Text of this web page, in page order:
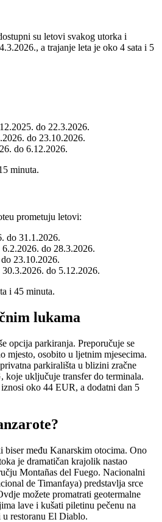
su letovi svakog utorka i
a trajanje leta je oko 4 sata i 5
do 22.3.2026.
do 23.10.2026.
do 6.12.2026.
minuta.
prometuju letovi:
do 31.1.2026.
do 28.3.2026.
23.10.2026.
do 5.12.2026.
i 45 minuta.
lukama
opcija parkiranja. Preporučuje se
mjesto, osobito u ljetnim mjesecima.
parkirališta u blizini zračne
uključuje transfer do terminala.
oko 44 EUR, a dodatni dan 5
biser među Kanarskim otocima. Ono
je dramatičan krajolik nastao
Montañas del Fuego. Nacionalni
de Timanfaya) predstavlja srce
možete promatrati geotermalne
lave i kušati piletinu pečenu na
restoranu El Diablo.